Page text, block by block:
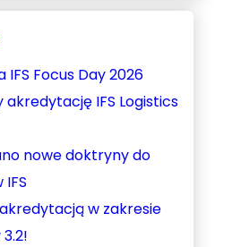
IFS Focus Day 2026
akredytację IFS Logistics
nowe doktryny do
akredytacją w zakresie